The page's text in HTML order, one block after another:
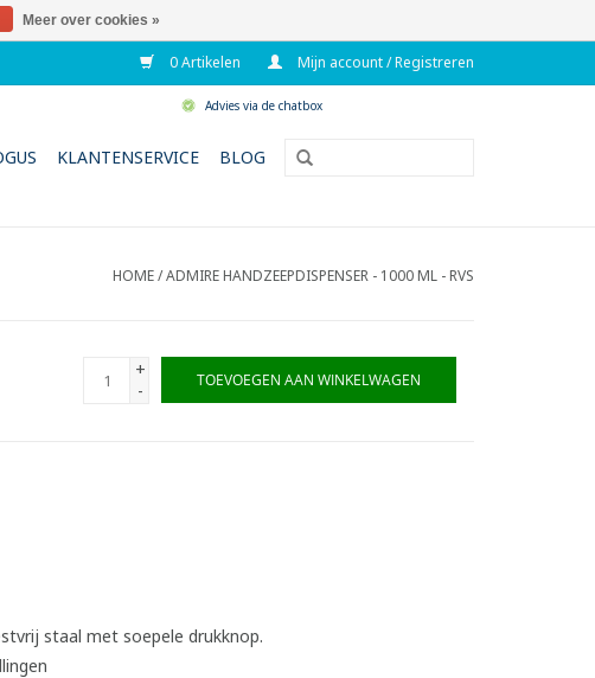
0 Artikelen Mijn account / Registreren
Advies via de chatbox
KLANTENSERVICE BLOG
HOME/ADMIRE HANDZEEPDISPENSER - 1000 ML - RVS
+
-
TOEVOEGEN AAN WINKELWAGEN
staal met soepele drukknop.
Meer over cookies »